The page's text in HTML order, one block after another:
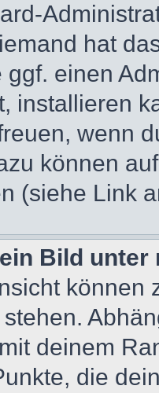
hat
ggf. einen
installieren
wenn
können
(siehe Link
Bild
können
deinem
die